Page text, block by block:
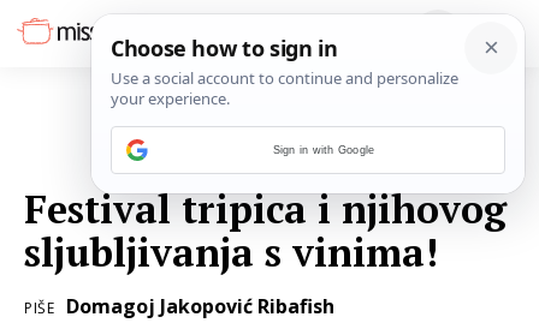
Festival tripica i njihovog
sljubljivanja s vinima!
PIŠE Domagoj Jakopović Ribafish
Sign in with Google